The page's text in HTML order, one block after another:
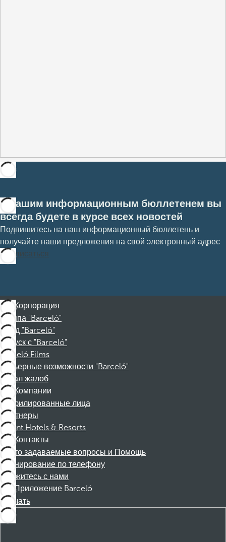
С нашим информационным бюллетенем вы
всегда будете в курсе всех новостей
Подпишитесь на наш информационный бюллетень и
получайте наши предложения на свой электронный адрес
Подписаться
Корпорация
Группа "Barceló"
Фонд "Barceló"
Отпуск с "Barceló"
Barceló Films
Карьерные возможности "Barceló"
Канал жалоб
Компании
Аффилированные лица
Партнеры
Dorint Hotels & Resorts
Контакты
Часто задаваемые вопросы и Помощь
Бронирование по телефону
Свяжитесь с нами
Приложение Barceló
Скачать